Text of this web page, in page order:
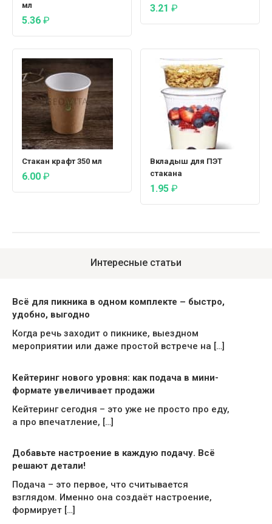
мл
5.36 ₽
3.21 ₽
Стакан крафт 350 мл
6.00 ₽
Вкладыш для ПЭТ
стакана
1.95 ₽
Интересные статьи
Всё для пикника в одном комплекте – быстро,
удобно, выгодно
Когда речь заходит о пикнике, выездном
мероприятии или даже простой встрече на […]
Кейтеринг нового уровня: как подача в мини-
формате увеличивает продажи
Кейтеринг сегодня – это уже не просто про еду,
а про впечатление, […]
Добавьте настроение в каждую подачу. Всё
решают детали!
Подача – это первое, что считывается
взглядом. Именно она создаёт настроение,
формирует […]